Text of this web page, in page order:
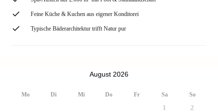
Feine Küche & Kuchen aus eigener Konditorei
Typische Bäderarchitektur trifft Natur pur
August 2026
Mo Di Mi Do Fr Sa So
1 2